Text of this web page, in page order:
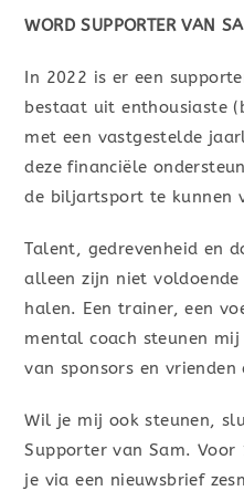
WORD SUPPORTER VAN
In 2022 is er een
bestaat uit enthousiaste
met een vastgestelde
deze financiële
de biljartsport te kunnen
Talent, gedrevenheid en
alleen zijn niet
halen. Een trainer, een
mental coach steunen
van sponsors en
Wil je mij ook steunen,
Supporter van Sam.
je via een nieuwsbrief